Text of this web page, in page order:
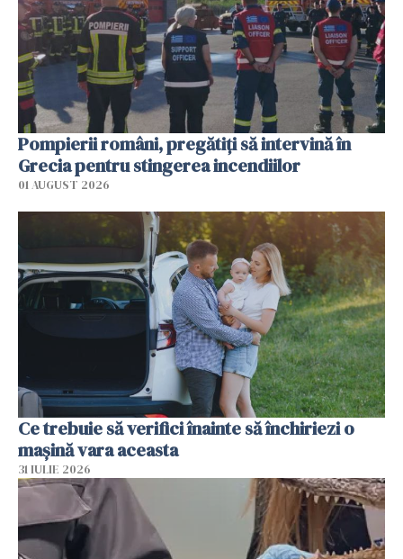
Pompierii români, pregătiţi să intervină în
Grecia pentru stingerea incendiilor
01 AUGUST 2026
Ce trebuie să verifici înainte să închiriezi o
mașină vara aceasta
31 IULIE 2026